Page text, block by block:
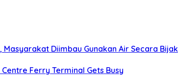
Masyarakat Diimbau Gunakan Air Secara Bijak
Ferry Terminal Gets Busy